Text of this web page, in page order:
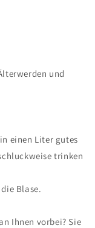
und
einen Liter gutes
trinken
Blase.
Ihnen vorbei? Sie